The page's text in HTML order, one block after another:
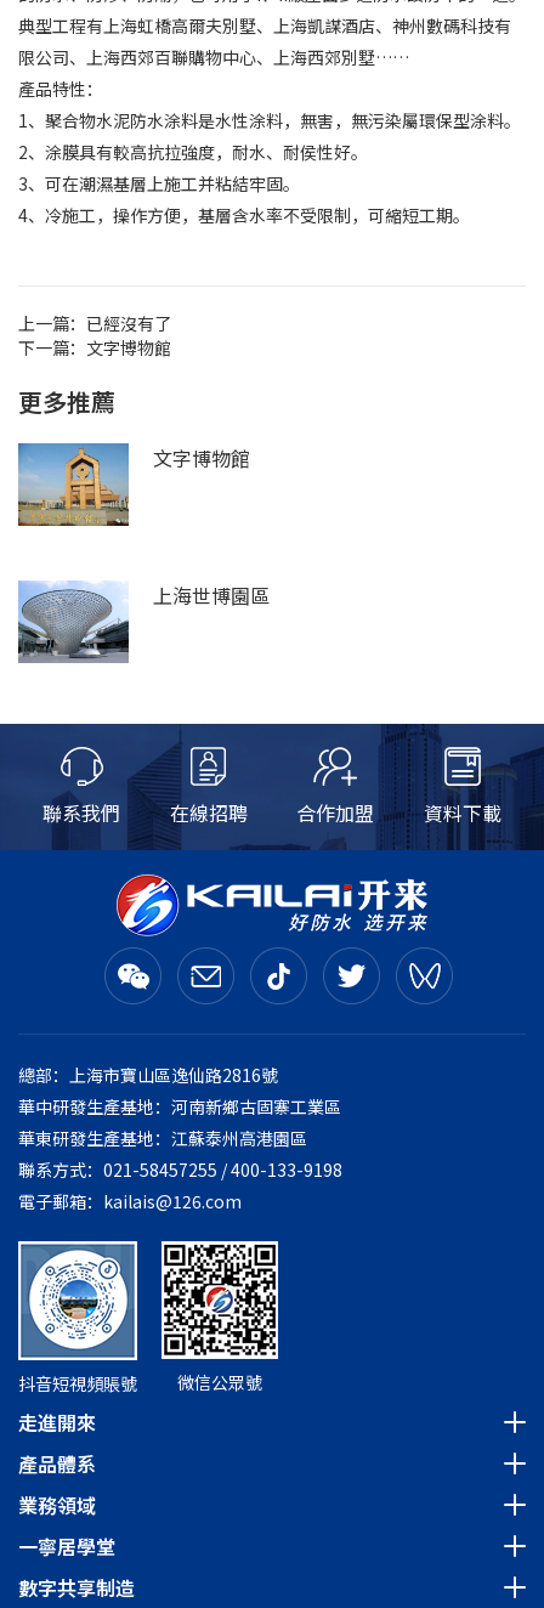
典型工程有上海虹橋高爾夫別墅、上海凱謀酒店、神州數碼科技有
限公司、上海西郊百聯購物中心、上海西郊別墅……
產品特性：
1、聚合物水泥防水涂料是水性涂料，無害，無污染屬環保型涂料。
2、涂膜具有較高抗拉強度，耐水、耐侯性好。
3、可在潮濕基層上施工并粘結牢固。
4、冷施工，操作方便，基層含水率不受限制，可縮短工期。
上一篇： 已經沒有了
下一篇： 文字博物館
更多推薦
文字博物館
上海世博園區
聯系我們 在線招聘 合作加盟 資料下載
總部：上海市寶山區逸仙路2816號
華中研發生產基地：河南新鄉古固寨工業區
華東研發生產基地：江蘇泰州高港園區
聯系方式：021-58457255 / 400-133-9198
電子郵箱：kailais@126.com
抖音短視頻賬號 微信公眾號
走進開來
產品體系
業務領域
一寧居學堂
數字共享制造